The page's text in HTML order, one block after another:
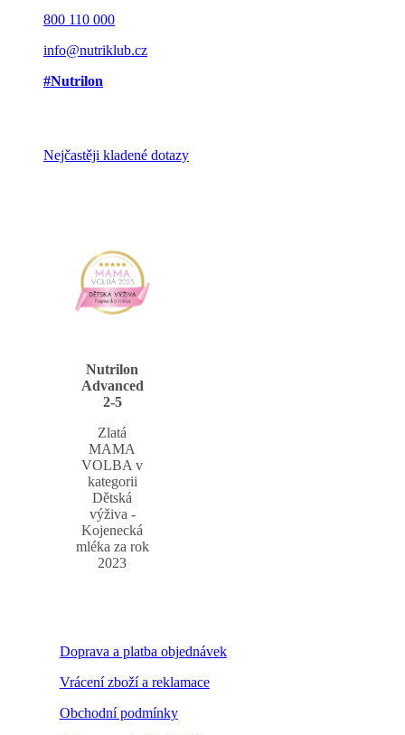
800 110 000
info@nutriklub.cz
#Nutrilon
Nejčastěji kladené dotazy
Nutrilon
Advanced
2-5
Zlatá
MAMA
VOLBA v
kategorii
Dětská
výživa -
Kojenecká
mléka za rok
2023
Doprava a platba objednávek
Vrácení zboží a reklamace
Obchodní podmínky